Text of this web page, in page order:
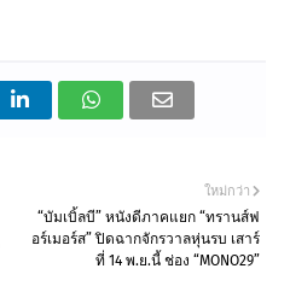
ใหม่กว่า
“บัมเบิ้ลบี” หนังดีภาคแยก “ทรานส์ฟ
อร์เมอร์ส” ปิดฉากจักรวาลหุ่นรบ เสาร์
ที่ 14 พ.ย.นี้ ช่อง “MONO29”